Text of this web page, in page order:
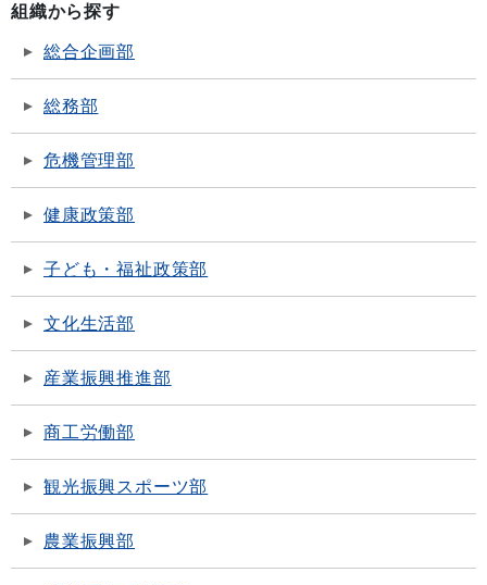
組織から探す
総合企画部
総務部
危機管理部
健康政策部
子ども・福祉政策部
文化生活部
産業振興推進部
商工労働部
観光振興スポーツ部
農業振興部